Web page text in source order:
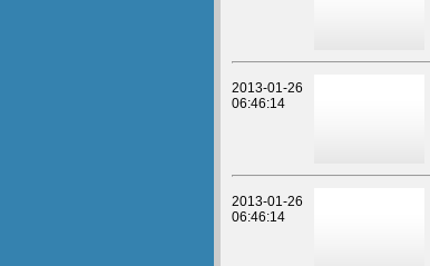
2013-01-26
06:46:14
2013-01-26
06:46:14